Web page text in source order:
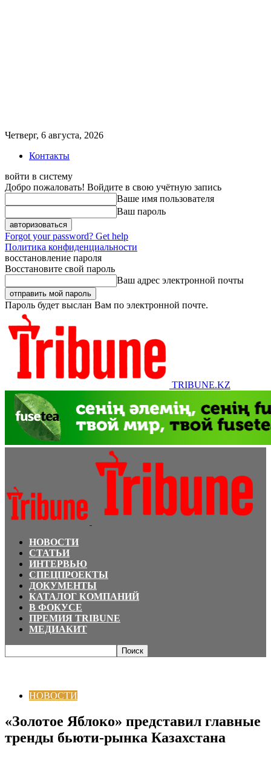
Четверг, 6 августа, 2026
Контакты
войти в систему
Добро пожаловать! Войдите в свою учётную запись
Ваше имя пользователя
Ваш пароль
Forgot your password? Get help
Политика конфиденциальности
восстановление пароля
Восстановите свой пароль
Ваш адрес электронной почты
Пароль будет выслан Вам по электронной почте.
TRIBUNE.KZ
НОВОСТИ
СТАТЬИ
ИНТЕРВЬЮ
СПЕЦПРОЕКТЫ
ДОКУМЕНТЫ
КАТАЛОГ КОМПАНИЙ
В ФОКУСЕ
ПРЕМИЯ TRIBUNE
МЕДИАКИТ
НОВОСТИ
«Золотое Яблоко» представил главные
тренды бьюти-рынка Казахстана